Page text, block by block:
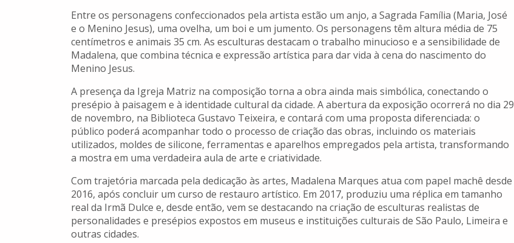
Entre os personagens confeccionados pela artista estão um anjo, a Sagrada Família (Maria, José
e o Menino Jesus), uma ovelha, um boi e um jumento. Os personagens têm altura média de 75
centímetros e animais 35 cm. As esculturas destacam o trabalho minucioso e a sensibilidade de
Madalena, que combina técnica e expressão artística para dar vida à cena do nascimento do
Menino Jesus.
A presença da Igreja Matriz na composição torna a obra ainda mais simbólica, conectando o
presépio à paisagem e à identidade cultural da cidade. A abertura da exposição ocorrerá no dia 29
de novembro, na Biblioteca Gustavo Teixeira, e contará com uma proposta diferenciada: o
público poderá acompanhar todo o processo de criação das obras, incluindo os materiais
utilizados, moldes de silicone, ferramentas e aparelhos empregados pela artista, transformando
a mostra em uma verdadeira aula de arte e criatividade.
Com trajetória marcada pela dedicação às artes, Madalena Marques atua com papel machê desde
2016, após concluir um curso de restauro artístico. Em 2017, produziu uma réplica em tamanho
real da Irmã Dulce e, desde então, vem se destacando na criação de esculturas realistas de
personalidades e presépios expostos em museus e instituições culturais de São Paulo, Limeira e
outras cidades.